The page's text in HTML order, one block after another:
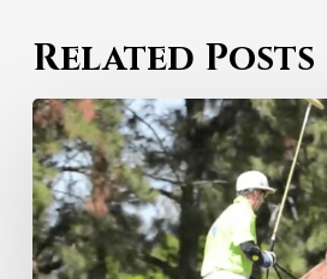
Related Posts